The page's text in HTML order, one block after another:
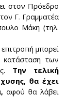
στον Πρόεδρο
Γ. Γραμματέα
Μάκη (τηλ.
μπορεί
κατάσταση των
Την τελική
θα έχει
αφού θα λάβει